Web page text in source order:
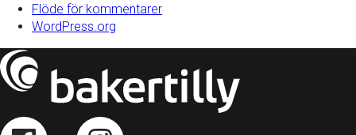
Flöde för kommentarer
WordPress.org